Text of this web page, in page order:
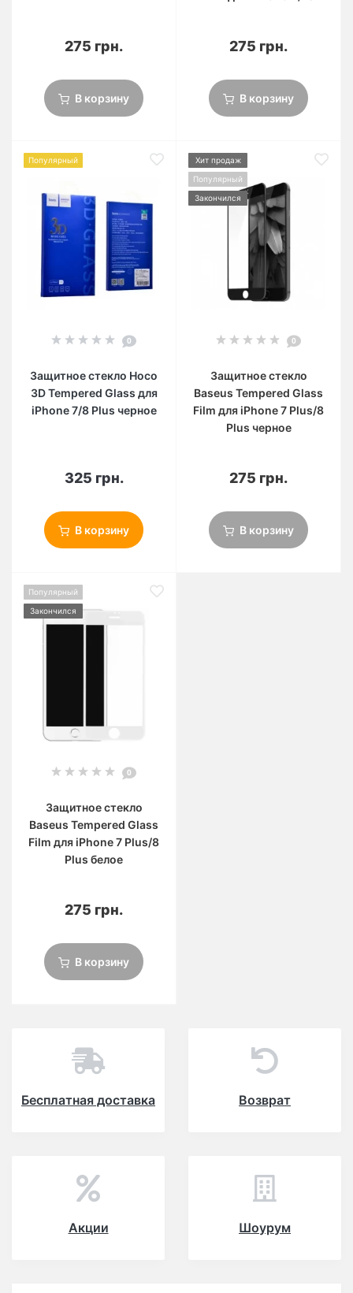
275 грн.
В корзину
275 грн.
В корзину
Популярный
0
Защитное стекло Hoco
3D Tempered Glass для
iPhone 7/8 Plus черное
325 грн.
В корзину
Хит продаж
Популярный
Закончился
0
Защитное стекло
Baseus Tempered Glass
Film для iPhone 7 Plus/8
Plus черное
275 грн.
В корзину
Популярный
Закончился
0
Защитное стекло
Baseus Tempered Glass
Film для iPhone 7 Plus/8
Plus белое
275 грн.
В корзину
Бесплатная доставка Возврат
Акции Шоурум